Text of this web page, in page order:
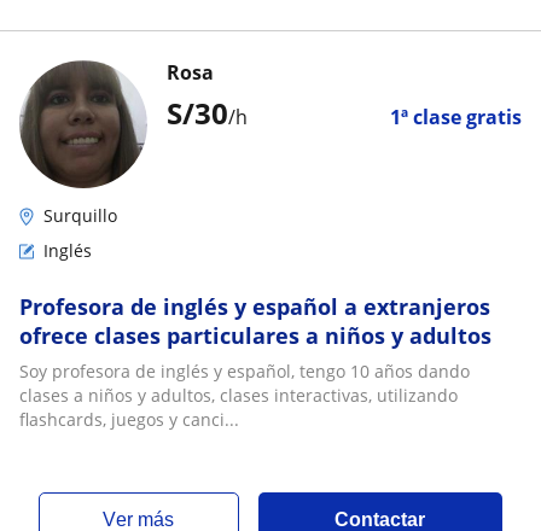
S/30/h 1ª clase gratis
Rosa
Surquillo
Inglés
Profesora de inglés y español a extranjeros
ofrece clases particulares a niños y adultos
Soy profesora de inglés y español, tengo 10 años dando
clases a niños y adultos, clases interactivas, utilizando
flashcards, juegos y canci...
ver más Contactar